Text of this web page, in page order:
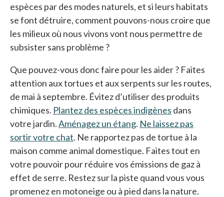
espèces par des modes naturels, et si leurs habitats
se font détruire, comment pouvons-nous croire que
les milieux où nous vivons vont nous permettre de
subsister sans problème ?
Que pouvez-vous donc faire pour les aider ? Faites
attention aux tortues et aux serpents sur les routes,
de mai à septembre. Évitez d’utiliser des produits
chimiques. Plantez des espèces indigènes s’ouvre
dans
votre jardin.Aménagez un étangs’ouvre dans un
. Ne laissez pas
sortir votre chat. Ne rapportez pas de tortue à la
maison comme animal domestique. Faites tout en
votre pouvoir pour réduire vos émissions de gaz à
effet de serre. Restez sur la piste quand vous vous
promenez en motoneige ou à pied dans la nature.